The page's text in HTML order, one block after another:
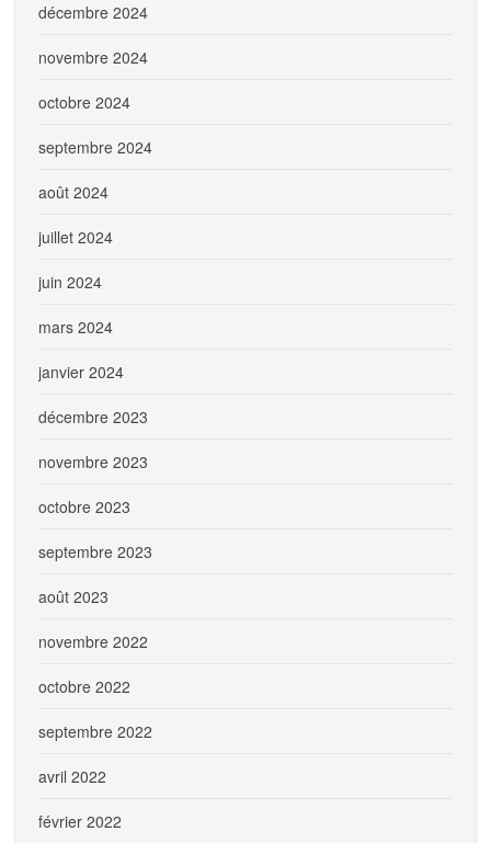
décembre 2024
novembre 2024
octobre 2024
septembre 2024
août 2024
juillet 2024
juin 2024
mars 2024
janvier 2024
décembre 2023
novembre 2023
octobre 2023
septembre 2023
août 2023
novembre 2022
octobre 2022
septembre 2022
avril 2022
février 2022